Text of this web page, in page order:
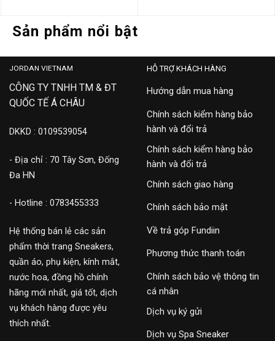
Sản phẩm nổi bật
JORDAN VIETNAM
CÔNG TY TNHH TM & ĐT
QUỐC TẾ Á CHÂU
DKKD : 0109539054
- Địa chỉ : 70 Tây Sơn, Đống
Đa HN
- Hotline : 0783455333
Hệ thống bán lẻ các sản
phẩm thời trang Sneakers,
quần áo, phụ kiện, kính mắt,
nước hoa, đồng hồ chính
hãng mới nhất, giá tốt, dịch
vụ khách hàng được yêu
thích nhất.
HỖ TRỢ KHÁCH HÀNG
Hướng dẫn mua hàng
Chính sách kiểm hàng bảo
hành và đổi trả
Chính sách kiểm hàng bảo
hành và đổi trả
Chính sách giao hàng
Chính sách bảo mật
Về trả góp Fundiin
Phương thức thanh toán
Chính sách bảo vệ thông tin
cá nhân
Dịch vụ ký gửi
Dịch vụ Spa Sneaker